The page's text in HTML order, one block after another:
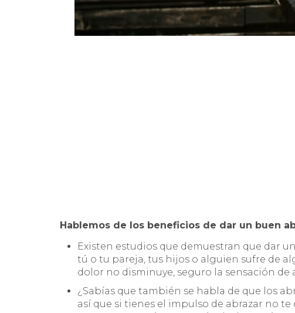
Hablemos de los beneficios de dar un buen
Existen estudios que demuestran que dar
tú o tu pareja, tus hijos o alguien sufre de
dolor no disminuye, seguro la sensación de
¿Sabías que también se habla de que los
así que si tienes el impulso de abrazar no